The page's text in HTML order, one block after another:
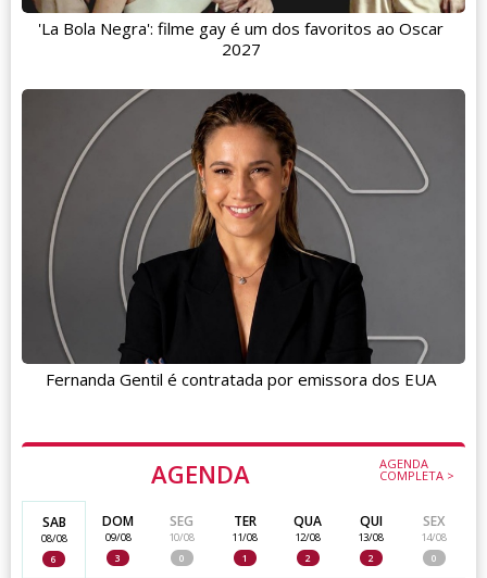
AGENDA AGENDA
COMPLETA >
SAB
08/08
6
DOM
09/08
3
SEG
10/08
0
TER
11/08
1
QUA
12/08
2
QUI
13/08
2
SEX
14/08
0
'La Bola Negra': filme gay é um dos favoritos ao Oscar
2027
Fernanda Gentil é contratada por emissora dos EUA